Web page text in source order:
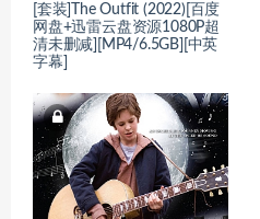
[套装]The Outfit (2022)[百度
网盘+迅雷云盘资源1080P超
清未删减][MP4/6.5GB][中英
字幕]